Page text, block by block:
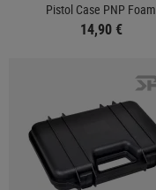
Pistol Case PNP Foam
14,90 €